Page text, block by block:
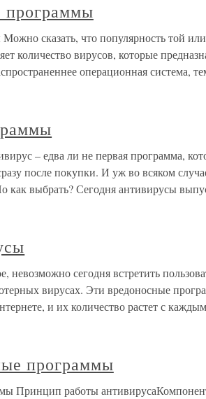
программы
сказать, что популярность той
количество вирусов, которые
операционная система,
– едва ли не первая программа,
после покупки. И уж во всяком
как выбрать? Сегодня антивирусы
сегодня встретить
вирусах. Эти вредоносные
и их количество растет с
программы
Принцип работы